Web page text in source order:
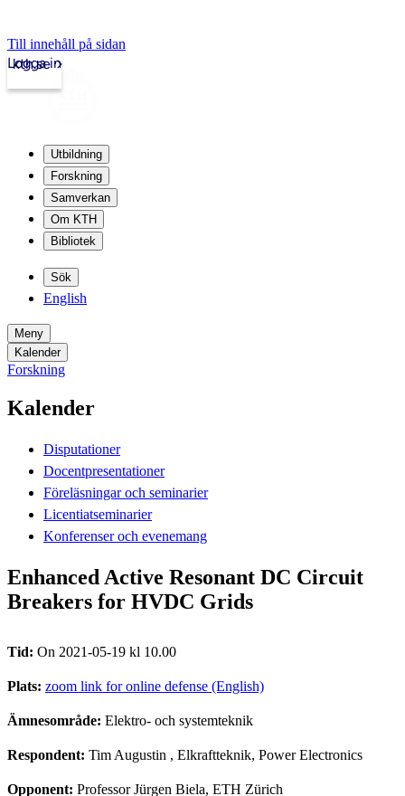
Till innehåll på sidan
kth.se
Logga in
Utbildning
Forskning
Samverkan
Om KTH
Bibliotek
Sök
English
Meny
Kalender
Forskning
Kalender
Disputationer
Docentpresentationer
Föreläsningar och seminarier
Licentiatseminarier
Konferenser och evenemang
Enhanced Active Resonant DC Circuit
Breakers for HVDC Grids
Tid: On 2021-05-19 kl 10.00
Plats: zoom link for online defense (English)
Ämnesområde: Elektro- och systemteknik
Respondent: Tim Augustin , Elkraftteknik, Power Electronics
Opponent: Professor Jürgen Biela, ETH Zürich